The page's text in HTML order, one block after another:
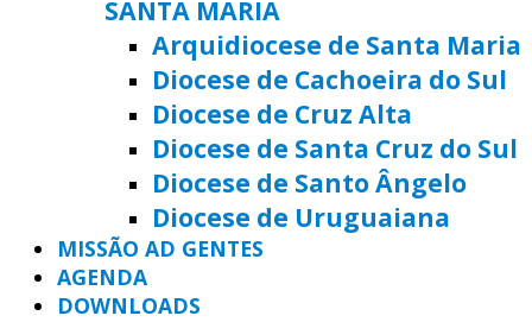
SANTA MARIA
Arquidiocese de Santa Maria
Diocese de Cachoeira do Sul
Diocese de Cruz Alta
Diocese de Santa Cruz do Sul
Diocese de Santo Ângelo
Diocese de Uruguaiana
MISSÃO AD GENTES
AGENDA
DOWNLOADS